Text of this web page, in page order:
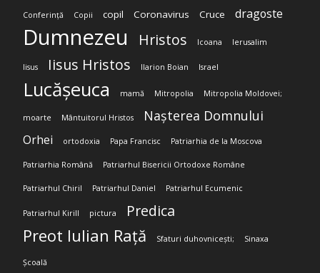
Conferință Copii copil Coronavirus Cruce dragoste
Dumnezeu Hristos Icoana Ierusalim
Iisus Iisus Hristos Ilarion Boian Israel
Lucășeuca mamă Mitropolia Mitropolia Moldovei;
moarte Mântuitorul Hristos Nașterea Domnului
Orhei ortodoxia Papa Francisc Patriarhia de la Moscova
Patriarhia Română Patriarhul Bisericii Ortodoxe Române
Patriarhul Chiril Patriarhul Daniel Patriarhul Ecumenic
Patriarhul Kirill pictura Predica
Preot Iulian Rață Sfaturi duhovnicești; Sinaxa
Școală